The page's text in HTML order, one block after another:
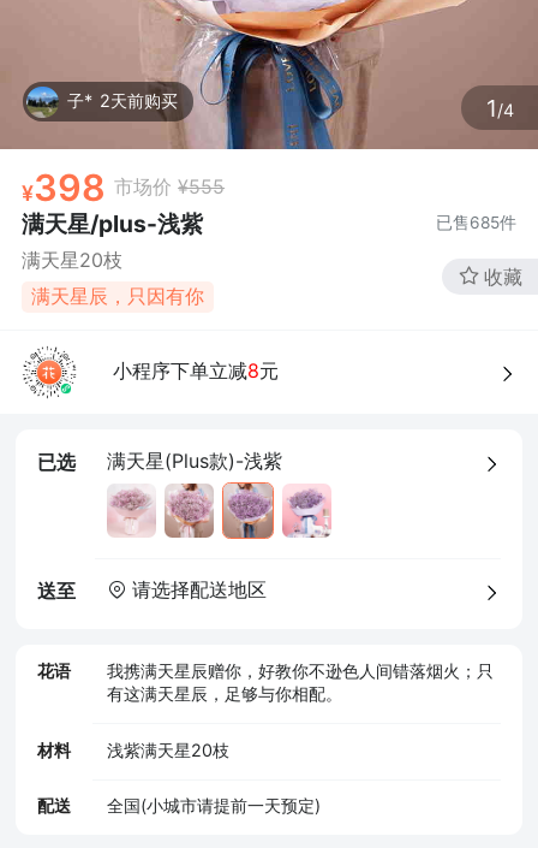
1/4
子* 2天前购买
398 市场价 ¥555
满天星/plus-浅紫 已售685件
满天星20枝
满天星辰，只因有你
收藏
小程序下单立减8元
已选 满天星(Plus款)-浅紫
送至 请选择配送地区
花语
我携满天星辰赠你，好教你不逊色人间错落烟火；只
有这满天星辰，足够与你相配。
材料 浅紫满天星20枝
配送 全国(小城市请提前一天预定)